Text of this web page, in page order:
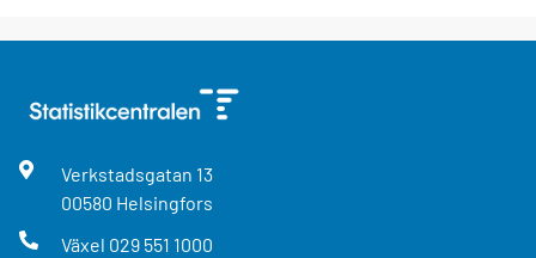
Verkstadsgatan 13
00580 Helsingfors
Växel 029 551 1000